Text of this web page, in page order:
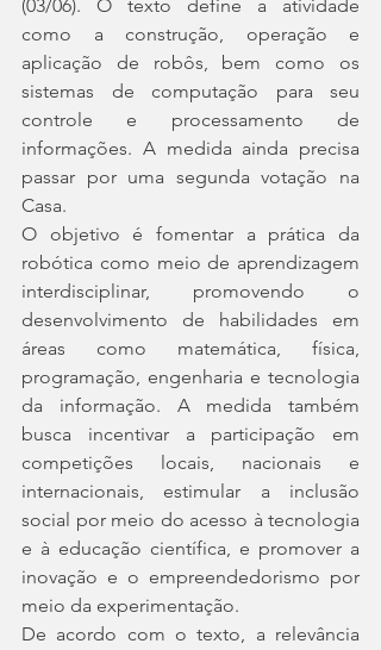
(03/06). O texto define a atividade
como a construção, operação e
aplicação de robôs, bem como os
sistemas de computação para seu
controle e processamento de
informações. A medida ainda precisa
passar por uma segunda votação na
Casa.
O objetivo é fomentar a prática da
robótica como meio de aprendizagem
interdisciplinar, promovendo o
desenvolvimento de habilidades em
áreas como matemática, física,
programação, engenharia e tecnologia
da informação. A medida também
busca incentivar a participação em
competições locais, nacionais e
internacionais, estimular a inclusão
social por meio do acesso à tecnologia
e à educação científica, e promover a
inovação e o empreendedorismo por
meio da experimentação.
De acordo com o texto, a relevância